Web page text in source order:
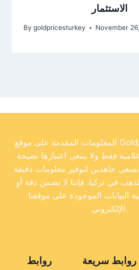
الاستثمار
By goldpricesturkey November
المعلومات المقدمة على موقع Goldpricesturkey.com
فقط ولا ينبغي اعتبارها نصيحة
نسعى جاهدين لتوفير معلومات دقيقة
في تركيا، فإننا لا نضمن دقة أو
البيانات الموجودة على موقعنا
الإلكتروني.
روابط
روابط سريعة